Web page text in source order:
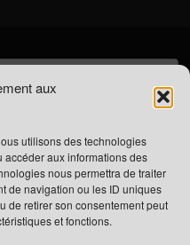
aux
utilisons des technologies
accéder aux informations des
nous permettra de traiter
de navigation ou les ID uniques
de retirer son consentement peut
et fonctions.